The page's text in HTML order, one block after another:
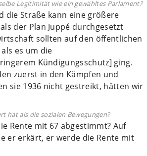
Legitimität wie ein gewähltes Parlament?
die Straße kann eine größere
der Plan Juppé durchgesetzt
sollten auf den öffentlichen
es um die
Kündigungsschutz] ging.
zuerst in den Kämpfen und
sie 1936 nicht gestreikt, hätten wir
hat als die sozialen Bewegungen?
Rente mit 67 abgestimmt? Auf
er erkärt, er werde die Rente mit